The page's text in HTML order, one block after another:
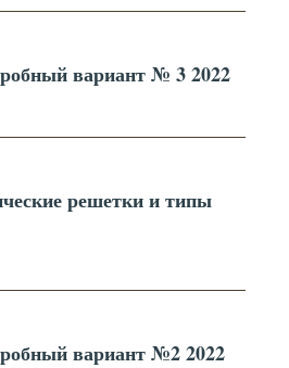
вариант № 3 2022
решетки и типы
вариант №2 2022